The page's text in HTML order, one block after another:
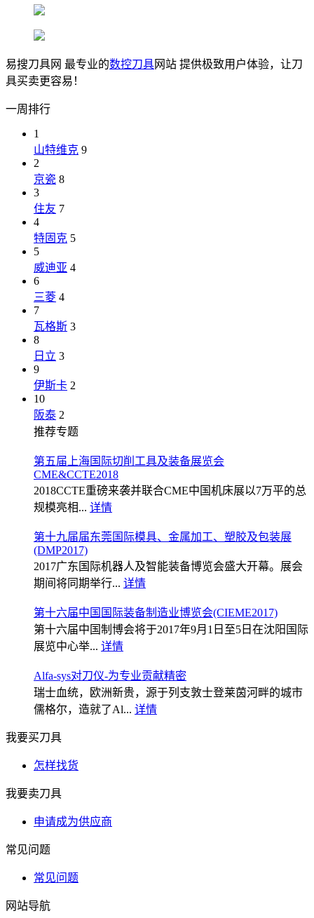
易搜刀具网 最专业的数控刀具网站 提供极致用户体验，让刀
具买卖更容易！
一周排行
1
山特维克 9
2
京瓷 8
3
住友 7
4
特固克 5
5
威迪亚 4
6
三菱 4
7
瓦格斯 3
8
日立 3
9
伊斯卡 2
10
阪泰 2
推荐专题
第五届上海国际切削工具及装备展览会
CME&CCTE2018
2018CCTE重磅来袭并联合CME中国机床展以7万平的总
规模亮相... 详情
第十九届届东莞国际模具、金属加工、塑胶及包装展
(DMP2017)
2017广东国际机器人及智能装备博览会盛大开幕。展会
期间将同期举行... 详情
第十六届中国国际装备制造业博览会(CIEME2017)
第十六届中国制博会将于2017年9月1日至5日在沈阳国际
展览中心举... 详情
Alfa-sys对刀仪-为专业贡献精密
瑞士血统，欧洲新贵，源于列支敦士登莱茵河畔的城市
儒格尔，造就了Al... 详情
我要买刀具
怎样找货
我要卖刀具
申请成为供应商
常见问题
常见问题
网站导航